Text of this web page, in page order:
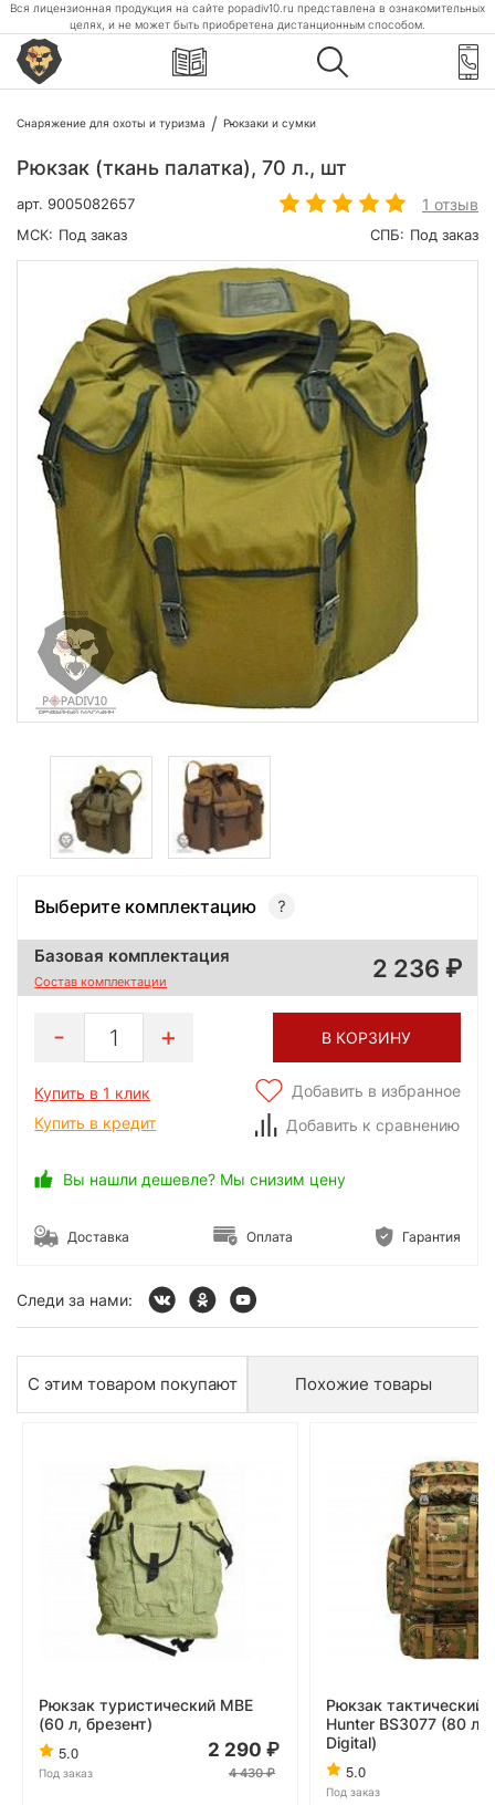
Вся лицензионная продукция на сайте popadiv10.ru представлена в ознакомительных
целях, и не может быть приобретена дистанционным способом.
Снаряжение для охоты и туризма Рюкзаки и сумки
Рюкзак (ткань палатка), 70 л., шт
арт. 9005082657 1 отзыв
МСК: Под заказ СПБ: Под заказ
Выберите комплектацию
Базовая комплектация
Состав комплектации 2 236
1 В КОРЗИНУ
Купить в 1 клик
Купить в кредит
Добавить в избранное
Добавить к сравнению
Вы нашли дешевле? Мы снизим цену
Доставка Оплата Гарантия
Следи за нами:
С этим товаром покупают Похожие товары
Рюкзак туристический МВЕ
(60 л, брезент)
5.0
Под заказ
2 290
4 430
Рюкзак тактический
Hunter BS3077 (80 л,
Digital)
5.0
Под заказ